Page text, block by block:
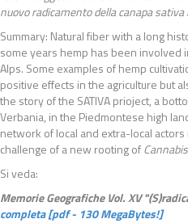
nuovo radicamento della canapa sativa
Summary: Natural fiber with a long
some years hemp has been involved
Alps. Some examples of hemp
positive effects in the agriculture but
the story of the SATIVA prioject, a
Verbania, in the Piedmontese high
network of local and extra-local
challenge of a new rooting of
Si veda:
Memorie Geografiche Vol. XV
completa [pdf - 130 MegaBytes!]